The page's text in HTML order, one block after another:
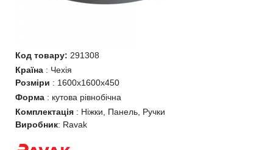
Код товару: 291308
Країна : Чехія
Розміри : 1600x1600x450
Форма : кутова рівнобічна
Комплектація : Ніжки, Панель, Ручки
Виробник: Ravak